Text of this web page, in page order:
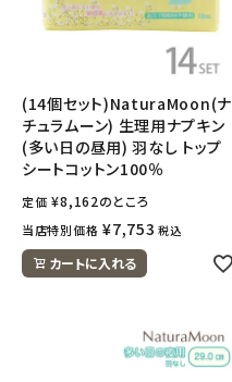
(14個セット)NaturaMoon(ナ
チュラムーン) 生理用ナプキン
(多い日の昼用) 羽なし トップ
シートコットン100％
定価 ¥8,162のところ
当店特別価格 ¥7,753 税込
カートに入れる